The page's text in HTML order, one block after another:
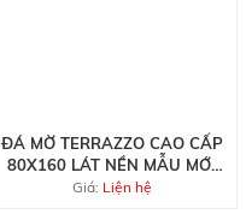
ĐÁ MỜ TERRAZZO CAO CẤP
80X160 LÁT NỀN MẪU MỚI
NHẤT
Giá: Liện hệ